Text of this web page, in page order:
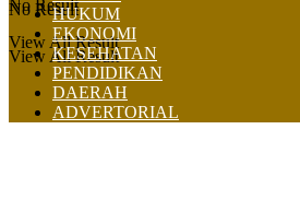
No Result
View All Result
No Result
View All Result
HUKUM
EKONOMI
KESEHATAN
PENDIDIKAN
DAERAH
ADVERTORIAL